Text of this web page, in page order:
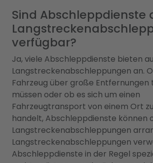
Sind Abschleppdienste
verfügbar?
Ja, viele Abschleppdienste bieten
Langstreckenabschleppungen an.
Fahrzeug über große
müssen oder ob es sich um einen
Fahrzeugtransport von einem Ort
handelt, Abschleppdienste können
Langstreckenabschleppungen
Langstreckenabschleppungen
Abschleppdienste in der Regel